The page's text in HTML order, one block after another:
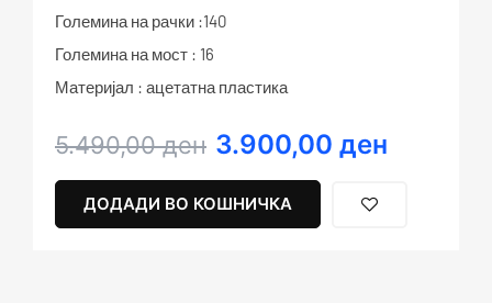
Големина на рачки :140
Големина на мост : 16
Материјал : ацетатна пластика
5.490,00ден
Original
was:
5.490,00 ден.
3.900,00 ден
Current
3.900,00 ден.
ДОДАДИ ВО КОШНИЧКА